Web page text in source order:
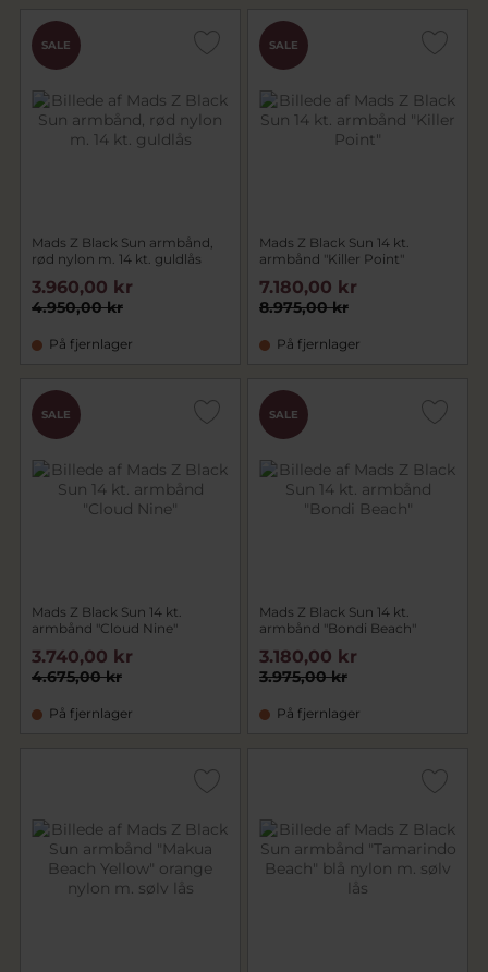
SALE
Mads Z Black Sun armbånd,
rød nylon m. 14 kt. guldlås
4.950,00 kr
3.960,00 kr
På fjernlager
SALE
Mads Z Black Sun 14 kt.
armbånd "Killer Point"
8.975,00 kr
7.180,00 kr
På fjernlager
SALE
Mads Z Black Sun 14 kt.
armbånd "Cloud Nine"
4.675,00 kr
3.740,00 kr
På fjernlager
SALE
Mads Z Black Sun 14 kt.
armbånd "Bondi Beach"
3.975,00 kr
3.180,00 kr
På fjernlager